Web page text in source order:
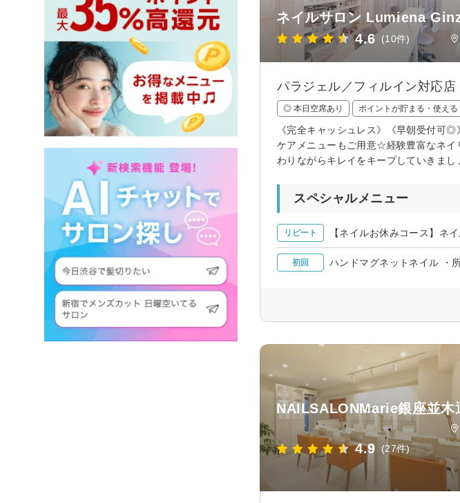
ネイルサロン Lumiena
4.6 (10件)
パラジェル／フィルイン対応
◎ 本日空席あり ポイントが貯まる・使える
《完全キャッシュレス》《早朝受付可
ケアメニューもご用意☆経験豊富なネイ
わりながらキレイをキープしていきまし
スペシャルメニュー
リピート 【ネイルお休みコース】ネ
初回 ハンドマグネットネイル ・
NAILSALONMarie銀座並木
4.9 (27件)